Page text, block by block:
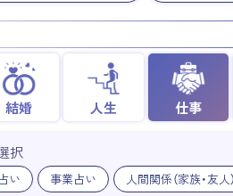
結婚 人生 仕事
択
い 事業占い 人間関係（家族・友人